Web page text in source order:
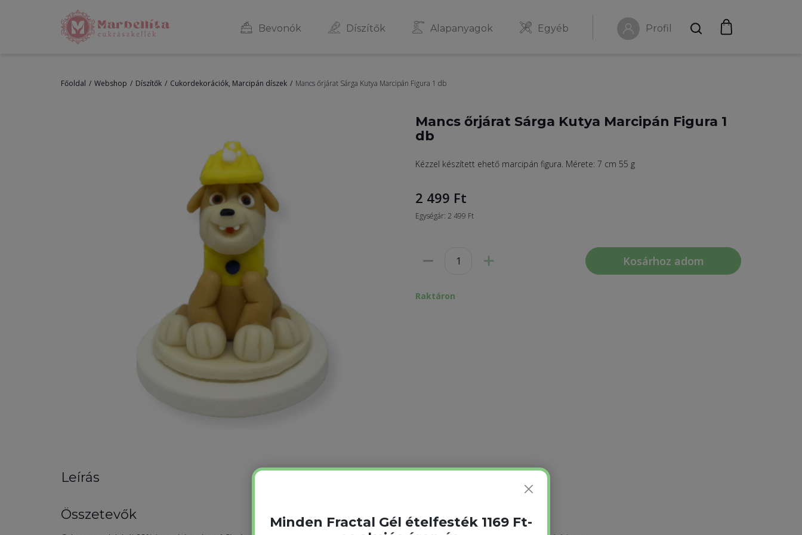
Bevonók Díszítők Alapanyagok Egyéb Profil
Főoldal Webshop Díszítők Cukordekorációk, Marcipán díszek Mancs őrjárat Sárga Kutya Marcipán Figura 1 db
Mancs őrjárat Sárga Kutya Marcipán Figura 1
db
Kézzel készített ehető marcipán figura. Mérete: 7 cm 55 g
2 499 Ft
Egységár: 2 499 Ft
Kosárhoz adom
Raktáron
Leírás
Összetevők
Minden Fractal Gél ételfesték 1169 Ft-